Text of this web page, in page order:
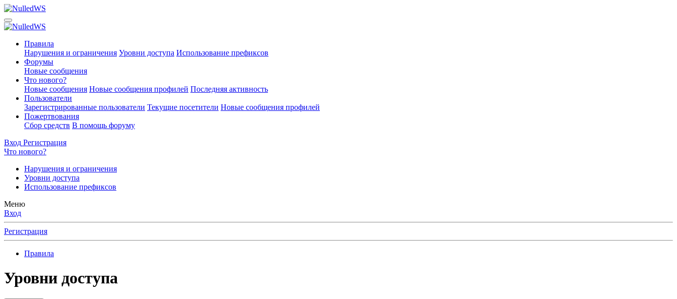
Правила
Нарушения и ограничения Уровни доступа Использование префиксов
Форумы
Новые сообщения
Что нового?
Новые сообщения Новые сообщения профилей Последняя активность
Пользователи
Зарегистрированные пользователи Текущие посетители Новые сообщения профилей
Пожертвования
Сбор средств В помощь форуму
Вход Регистрация
Что нового?
Нарушения и ограничения
Уровни доступа
Использование префиксов
Меню
Вход
Регистрация
Правила
Уровни доступа